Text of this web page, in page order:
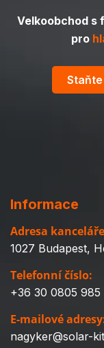
Velkoobchod s
pro
Informace
Adresa
1027 Budapest,
Telefonní číslo:
+36 30 0805 985
E-mailové
nagyker@solar-